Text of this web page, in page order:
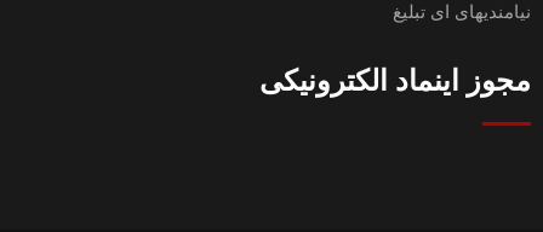
نیامندیهای ای تبلیغ
مجوز اینماد الکترونیکی